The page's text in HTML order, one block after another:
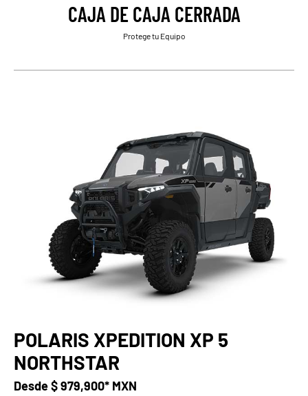
CAJA DE CAJA CERRADA
Protege tu Equipo
POLARIS XPEDITION XP 5
NORTHSTAR
Desde$ 979,900* MXN